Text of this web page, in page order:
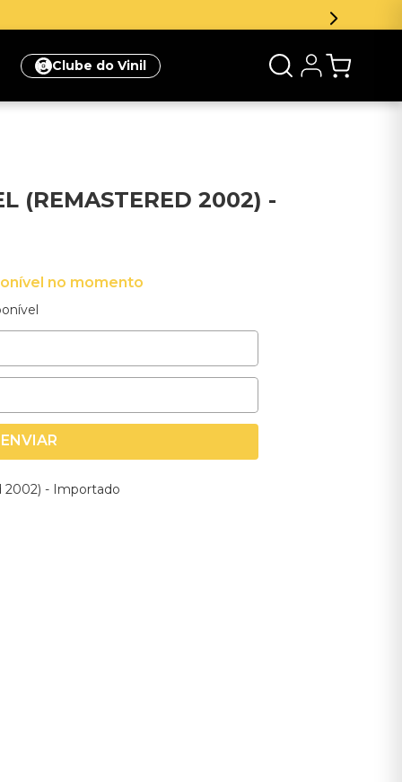
Clube do Vinil
(REMASTERED 2002) -
no momento
ENVIAR
2002) - Importado